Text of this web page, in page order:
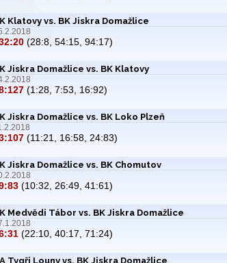
Klatovy vs. BK Jiskra Domažlice
(28:8, 54:15, 94:17)
Jiskra Domažlice vs. BK Klatovy
(1:28, 7:53, 16:92)
Jiskra Domažlice vs. BK Loko Plzeň
(11:21, 16:58, 24:83)
Jiskra Domažlice vs. BK Chomutov
(10:32, 26:49, 41:61)
Medvědi Tábor vs. BK Jiskra Domažlice
(22:10, 40:17, 71:24)
Tygři Louny vs. BK Jiskra Domažlice